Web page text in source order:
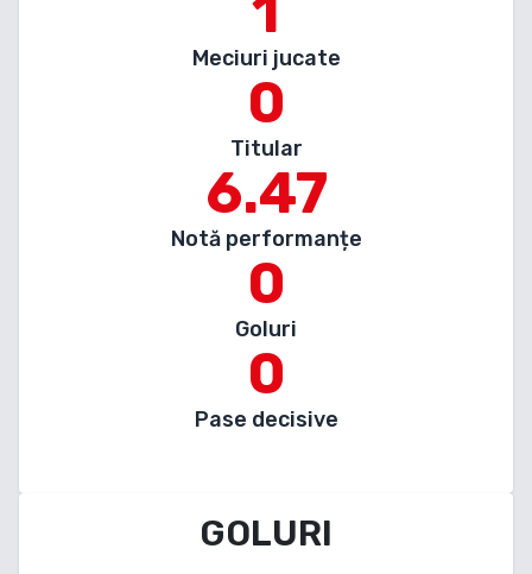
Meciuri jucate
0
Titular
6.47
Notă performanțe
0
Goluri
0
Pase decisive
GOLURI